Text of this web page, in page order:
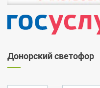
Донорский светофор